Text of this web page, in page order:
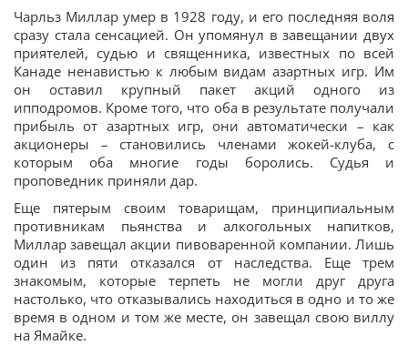
Чарльз Миллар умер в 1928 году, и его последняя воля
сразу стала сенсацией. Он упомянул в завещании двух
приятелей, судью и священника, известных по всей
Канаде ненавистью к любым видам азартных игр. Им
он оставил крупный пакет акций одного из
ипподромов. Кроме того, что оба в результате получали
прибыль от азартных игр, они автоматически – как
акционеры – становились членами жокей-клуба, с
которым оба многие годы боролись. Судья и
проповедник приняли дар.
Еще пятерым своим товарищам, принципиальным
противникам пьянства и алкогольных напитков,
Миллар завещал акции пивоваренной компании. Лишь
один из пяти отказался от наследства. Еще трем
знакомым, которые терпеть не могли друг друга
настолько, что отказывались находиться в одно и то же
время в одном и том же месте, он завещал свою виллу
на Ямайке.